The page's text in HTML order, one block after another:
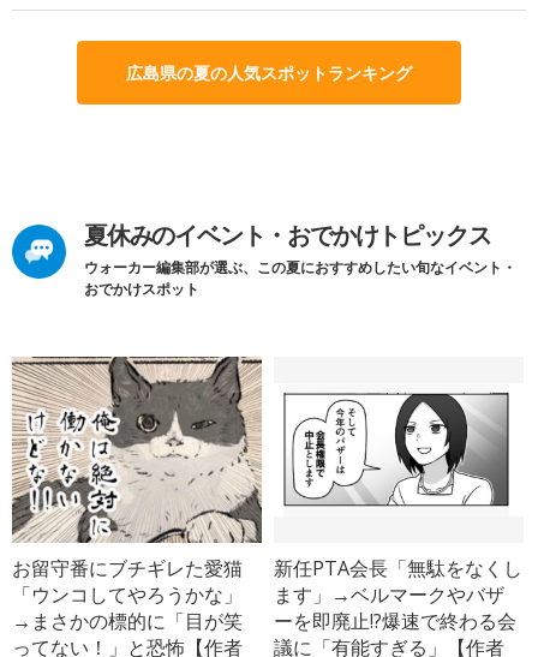
広島県の夏の人気スポットランキング
夏休みのイベント・おでかけトピックス
ウォーカー編集部が選ぶ、この夏におすすめしたい旬なイベント・
おでかけスポット
お留守番にブチギレた愛猫
「ウンコしてやろうかな」
→まさかの標的に「目が笑
ってない！」と恐怖【作者
新任PTA会長「無駄をなくし
ます」→ベルマークやバザ
ーを即廃止!?爆速で終わる会
議に「有能すぎる」【作者